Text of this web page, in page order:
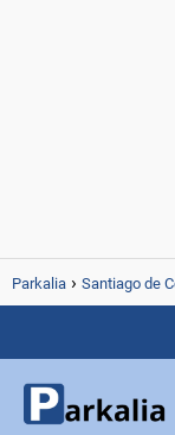
Parkalia Santiago de